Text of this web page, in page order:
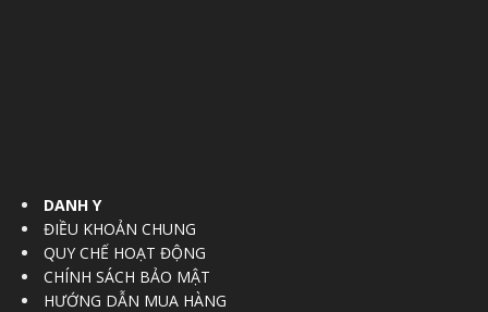
DANH Y
ĐIỀU KHOẢN CHUNG
QUY CHẾ HOẠT ĐỘNG
CHÍNH SÁCH BẢO MẬT
HƯỚNG DẪN MUA HÀNG